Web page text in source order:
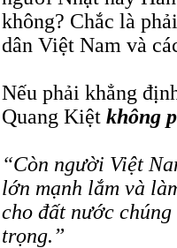
không? Chắc là
dân Việt Nam và
Nếu phải khẳng
Quang Kiệt không
“Còn người Việt
lớn mạnh lắm và
cho đất nước
trọng.”